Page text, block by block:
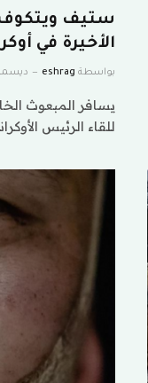
ستيف ويتكوف
الأخيرة في
بواسطة eshrag ديسمبر 13,
يسافر المبعوث
للقاء الرئيس